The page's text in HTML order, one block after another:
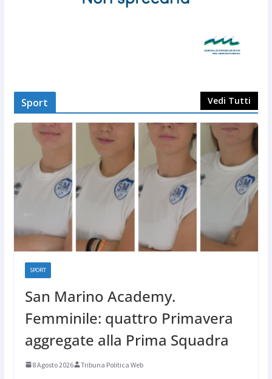
Sport Vedi Tutti
SPORT
San Marino Academy.
Femminile: quattro Primavera
aggregate alla Prima Squadra
8 Agosto 2026 Tribuna Politica Web